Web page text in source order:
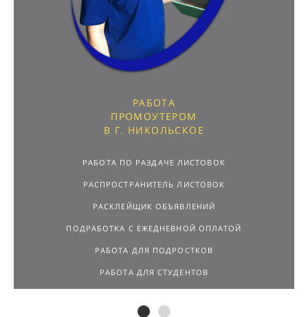
РАБОТА
ПРОМОУТЕРОМ
В Г. НИКОЛЬСКОЕ
РАБОТА ПО РАЗДАЧЕ ЛИСТОВОК
РАСПРОСТРАНИТЕЛЬ ЛИСТОВОК
РАСКЛЕЙЩИК ОБЪЯВЛЕНИЙ
ПОДРАБОТКА С ЕЖЕДНЕВНОЙ ОПЛАТОЙ
РАБОТА ДЛЯ ПОДРОСТКОВ
РАБОТА ДЛЯ СТУДЕНТОВ